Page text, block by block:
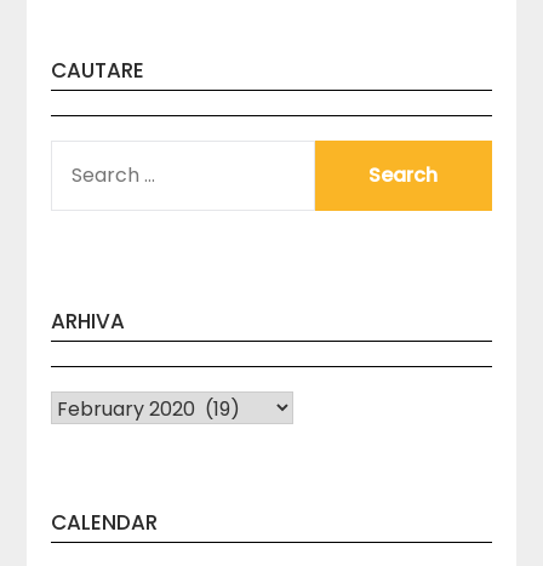
CAUTARE
FOR:
ARHIVA
Arhiva
CALENDAR